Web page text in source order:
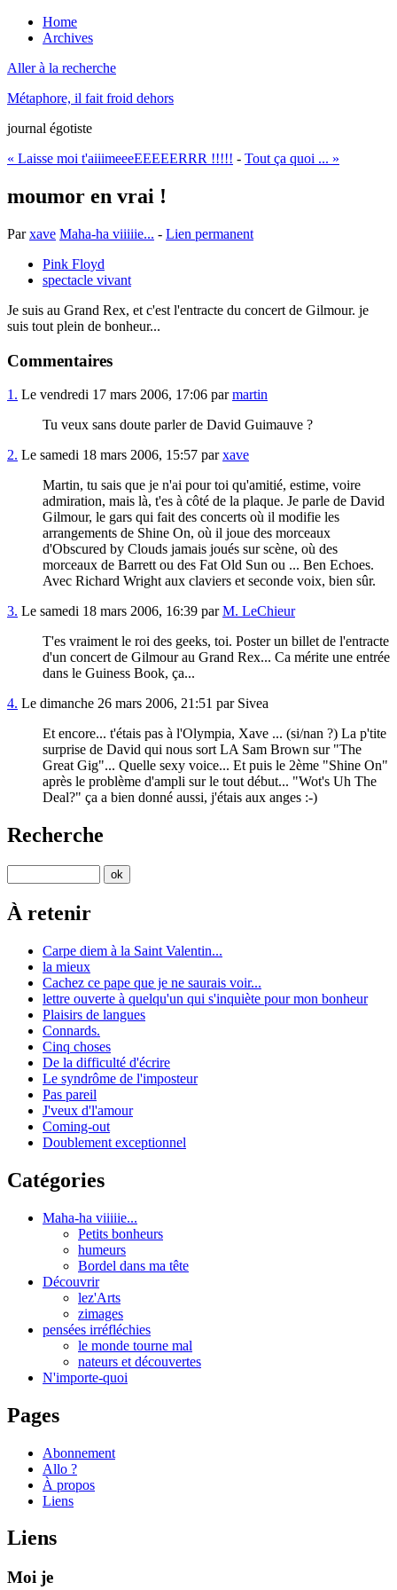
Home
Archives
Aller à la recherche
Métaphore, il fait froid dehors
journal égotiste
« Laisse moi t'aiiimeeeEEEEERRR !!!!! - Tout ça quoi ... »
moumor en vrai !
Parxave Maha-ha viiiiie... - Lien permanent
Pink Floyd
spectacle vivant
Je suis au Grand Rex, et c'est l'entracte du concert de Gilmour. je
suis tout plein de bonheur...
Commentaires
1. Le vendredi 17 mars 2006, 17:06 parmartin
Tu veux sans doute parler de David Guimauve ?
2. Le samedi 18 mars 2006, 15:57 parxave
Martin, tu sais que je n'ai pour toi qu'amitié, estime, voire
admiration, mais là, t'es à côté de la plaque. Je parle de David
Gilmour, le gars qui fait des concerts où il modifie les
arrangements de Shine On, où il joue des morceaux
d'Obscured by Clouds jamais joués sur scène, où des
morceaux de Barrett ou des Fat Old Sun ou ... Ben Echoes.
Avec Richard Wright aux claviers et seconde voix, bien sûr.
3. Le samedi 18 mars 2006, 16:39 parM. LeChieur
T'es vraiment le roi des geeks, toi. Poster un billet de l'entracte
d'un concert de Gilmour au Grand Rex... Ca mérite une entrée
dans le Guiness Book, ça...
4. Le dimanche 26 mars 2006, 21:51 par Sivea
Et encore... t'étais pas à l'Olympia, Xave ... (si/nan ?) La p'tite
surprise de David qui nous sort LA Sam Brown sur "The
Great Gig"... Quelle sexy voice... Et puis le 2ème "Shine On"
après le problème d'ampli sur le tout début... "Wot's Uh The
Deal?" ça a bien donné aussi, j'étais aux anges :-)
Recherche
À retenir
Carpe diem à la Saint Valentin...
la mieux
Cachez ce pape que je ne saurais voir...
lettre ouverte à quelqu'un qui s'inquiète pour mon bonheur
Plaisirs de langues
Connards.
Cinq choses
De la difficulté d'écrire
Le syndrôme de l'imposteur
Pas pareil
J'veux d'l'amour
Coming-out
Doublement exceptionnel
Catégories
Maha-ha viiiiie...
Petits bonheurs
humeurs
Bordel dans ma tête
Découvrir
lez'Arts
zimages
pensées irréfléchies
le monde tourne mal
nateurs et découvertes
N'importe-quoi
Pages
Abonnement
Allo ?
À propos
Liens
Liens
Moi je